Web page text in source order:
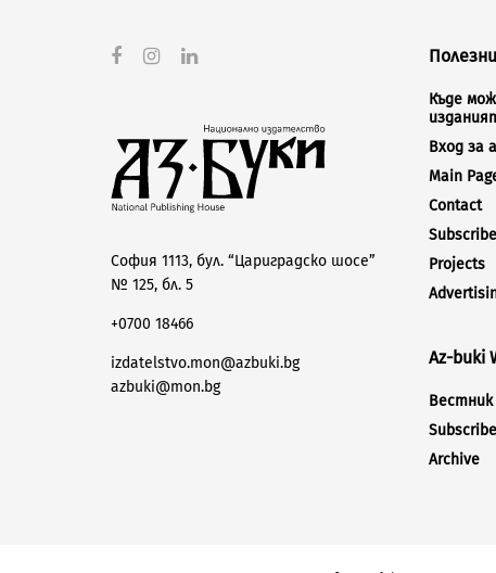
София 1113, бул. “Цариградско шосе”
№ 125, бл. 5
+0700 18466
izdatelstvo.mon@azbuki.bg
azbuki@mon.bg
Къде
Вход за
Main
Contact
Subscribe
Projects
Az-buki
Вестник
Subscribe
Archive